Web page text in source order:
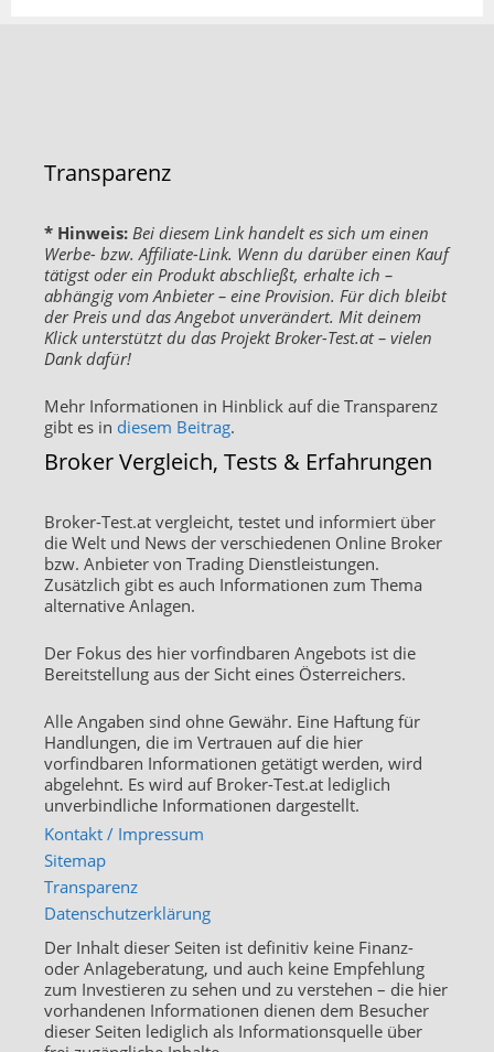
Transparenz
* Hinweis: Bei diesem Link handelt es sich um einen
Werbe- bzw. Affiliate-Link. Wenn du darüber einen Kauf
tätigst oder ein Produkt abschließt, erhalte ich –
abhängig vom Anbieter – eine Provision. Für dich bleibt
der Preis und das Angebot unverändert. Mit deinem
Klick unterstützt du das Projekt Broker-Test.at – vielen
Dank dafür!
Mehr Informationen in Hinblick auf die Transparenz
gibt es in diesem Beitrag.
Broker Vergleich, Tests & Erfahrungen
Broker-Test.at vergleicht, testet und informiert über
die Welt und News der verschiedenen Online Broker
bzw. Anbieter von Trading Dienstleistungen.
Zusätzlich gibt es auch Informationen zum Thema
alternative Anlagen.
Der Fokus des hier vorfindbaren Angebots ist die
Bereitstellung aus der Sicht eines Österreichers.
Alle Angaben sind ohne Gewähr. Eine Haftung für
Handlungen, die im Vertrauen auf die hier
vorfindbaren Informationen getätigt werden, wird
abgelehnt. Es wird auf Broker-Test.at lediglich
unverbindliche Informationen dargestellt.
Kontakt / Impressum
Sitemap
Transparenz
Datenschutzerklärung
Der Inhalt dieser Seiten ist definitiv keine Finanz-
oder Anlageberatung, und auch keine Empfehlung
zum Investieren zu sehen und zu verstehen – die hier
vorhandenen Informationen dienen dem Besucher
dieser Seiten lediglich als Informationsquelle über